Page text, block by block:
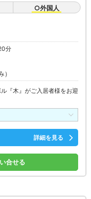
○外国人
分
『木』がご入居者様をお迎
詳細を見る
合せる